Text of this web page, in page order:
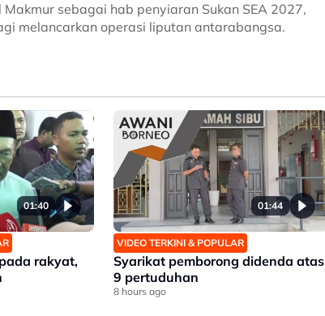
sebagai hab penyiaran Sukan SEA 2027,
melancarkan operasi liputan antarabangsa.
01:40
rakyat,
01:44
VIDEO TERKINI & POPULAR
Syarikat pemborong didenda atas
9 pertuduhan
8 hours ago